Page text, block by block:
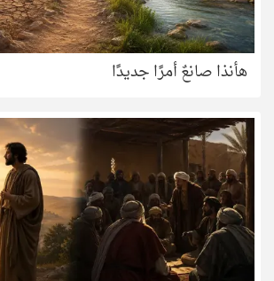
هأنذا صانعٌ أمرًا جديدًا